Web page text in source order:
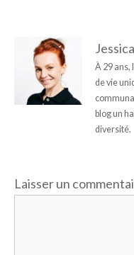
Jessica
À 29 ans,
de vie
blog un
diversité.
Laisser un